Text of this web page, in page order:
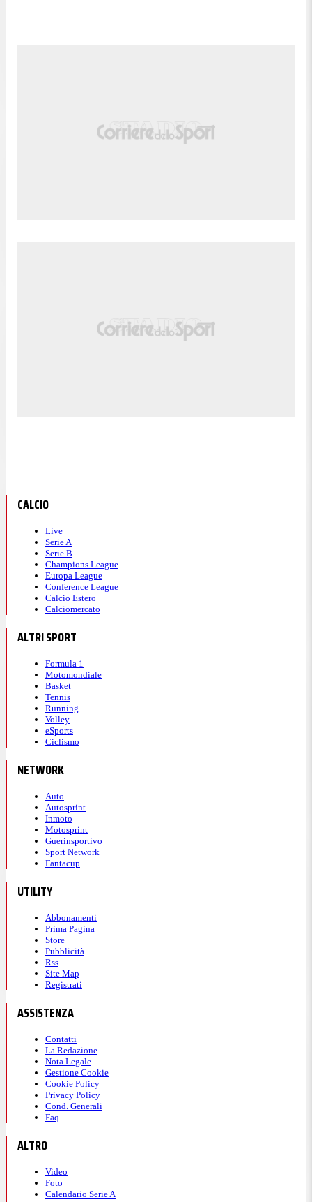
CALCIO
Live
Serie A
Serie B
Champions League
Europa League
Conference League
Calcio Estero
Calciomercato
ALTRI SPORT
Formula 1
Motomondiale
Basket
Tennis
Running
Volley
eSports
Ciclismo
NETWORK
Auto
Autosprint
Inmoto
Motosprint
Guerinsportivo
Sport Network
Fantacup
UTILITY
Abbonamenti
Prima Pagina
Store
Pubblicità
Rss
Site Map
Registrati
ASSISTENZA
Contatti
La Redazione
Nota Legale
Gestione Cookie
Cookie Policy
Privacy Policy
Cond. Generali
Faq
ALTRO
Video
Foto
Calendario Serie A